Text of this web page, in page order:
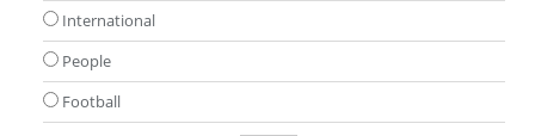
International
People
Football